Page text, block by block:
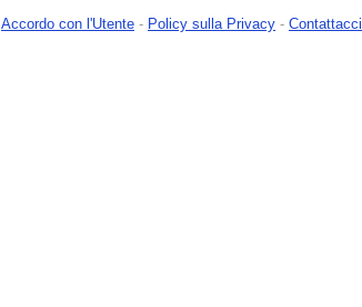
Accordo con l'Utente - Policy sulla Privacy - Contattacci